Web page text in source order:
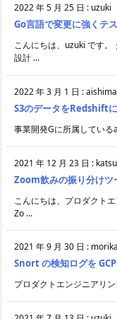
2022 年 5 月 25 日 : uzuki
Go言語で変更に強くテ
こんにちは、uzuki です。
設計 ...
2022 年 3 月 1 日 :aishima
S3のデータをRedshift
事業開発Gに所属してい
2021 年 12 月 23 日 :
Zoom飲みの振り分けツ
こんにちは、プロダクト
Zo ...
2021 年 9 月 30 日 :
Snort の検知ログを
プロダクトエンジニアリ